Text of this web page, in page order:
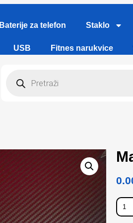
Baterije za telefon Staklo
USB Fitnes narukvice